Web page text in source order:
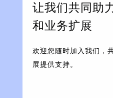
让我们共同助
和业务扩展
欢迎您随时加入我们，
展提供支持。